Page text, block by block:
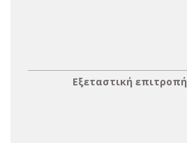
Εξεταστική επιτροπή